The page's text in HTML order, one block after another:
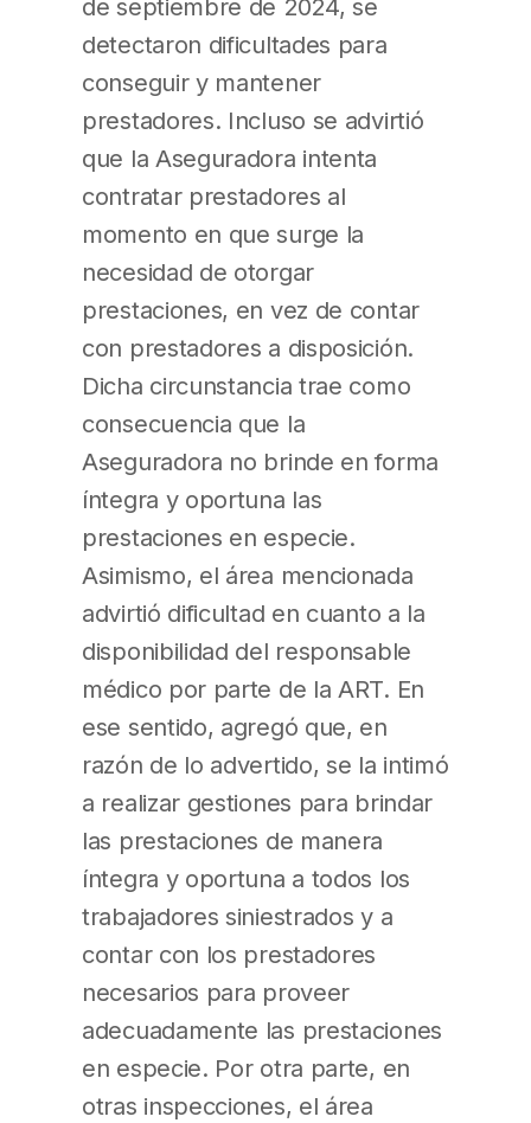
de septiembre de 2024, se
detectaron dificultades para
conseguir y mantener
prestadores. Incluso se advirtió
que la Aseguradora intenta
contratar prestadores al
momento en que surge la
necesidad de otorgar
prestaciones, en vez de contar
con prestadores a disposición.
Dicha circunstancia trae como
consecuencia que la
Aseguradora no brinde en forma
íntegra y oportuna las
prestaciones en especie.
Asimismo, el área mencionada
advirtió dificultad en cuanto a la
disponibilidad del responsable
médico por parte de la ART. En
ese sentido, agregó que, en
razón de lo advertido, se la intimó
a realizar gestiones para brindar
las prestaciones de manera
íntegra y oportuna a todos los
trabajadores siniestrados y a
contar con los prestadores
necesarios para proveer
adecuadamente las prestaciones
en especie. Por otra parte, en
otras inspecciones, el área